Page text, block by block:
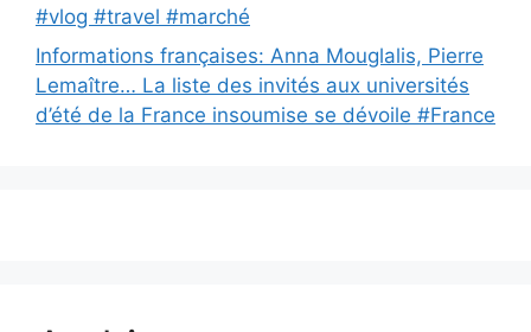
#vlog #travel #marché
Informations françaises: Anna Mouglalis, Pierre
Lemaître… La liste des invités aux universités
d’été de la France insoumise se dévoile #France